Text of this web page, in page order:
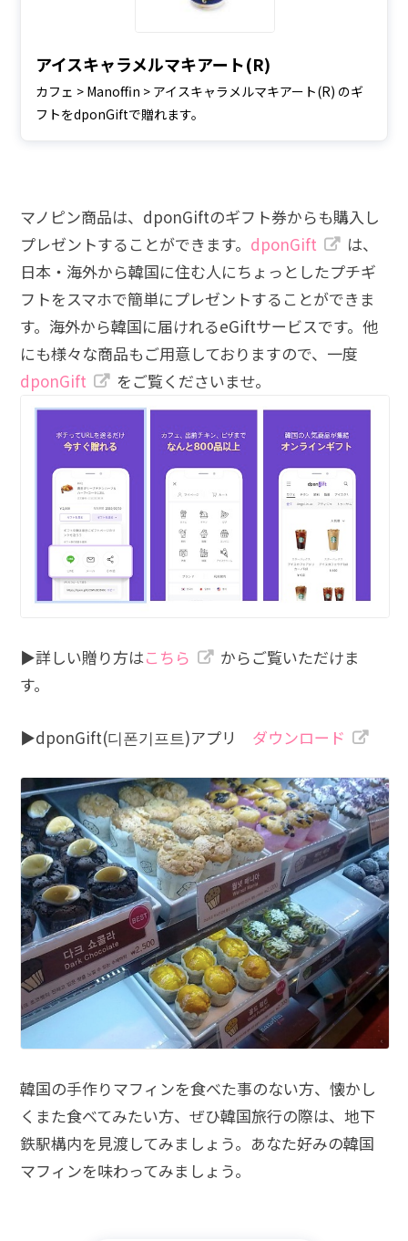
アイスキャラメルマキアート(R)
カフェ > Manoffin > アイスキャラメルマキアート(R) のギ
フトをdponGiftで贈れます。
マノピン商品は、dponGiftのギフト券からも購入し
プレゼントすることができます。 dponGift
は、
日本・海外から韓国に住む人にちょっとしたプチギ
フトをスマホで簡単にプレゼントすることができま
す。海外から韓国に届けれるeGiftサービスです。他
にも様々な商品もご用意しておりますので、一度
dponGift
をご覧くださいませ。
▶︎詳しい贈り方はこちら
からご覧いただけま
す。
▶︎dponGift(디폰기프트)アプリ ダウンロード
韓国の手作りマフィンを食べた事のない方、懐かし
くまた食べてみたい方、ぜひ韓国旅行の際は、地下
鉄駅構内を見渡してみましょう。あなた好みの韓国
マフィンを味わってみましょう。